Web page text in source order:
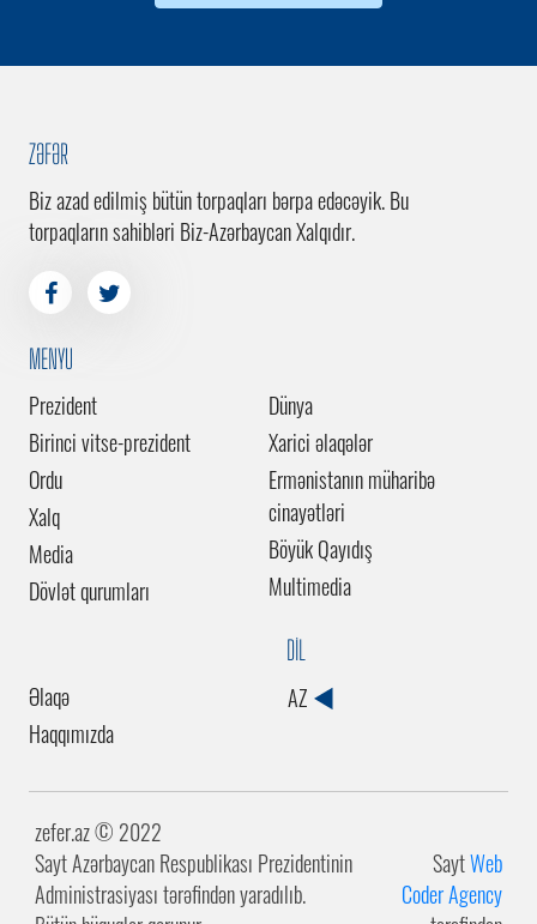
ZƏFƏR
Biz azad edilmiş bütün torpaqları bərpa edəcəyik. Bu
torpaqların sahibləri Biz-Azərbaycan Xalqıdır.
MENYU
Prezident
Birinci vitse-prezident
Ordu
Xalq
Media
Dövlət qurumları
Dünya
Xarici əlaqələr
Ermənistanın müharibə
cinayətləri
Böyük Qayıdış
Multimedia
Əlaqə
Haqqımızda
DİL
AZ
zefer.az ©️ 2022
Sayt Azərbaycan Respublikası Prezidentinin
Administrasiyası tərəfindən yaradılıb.
SaytWeb
Coder Agency